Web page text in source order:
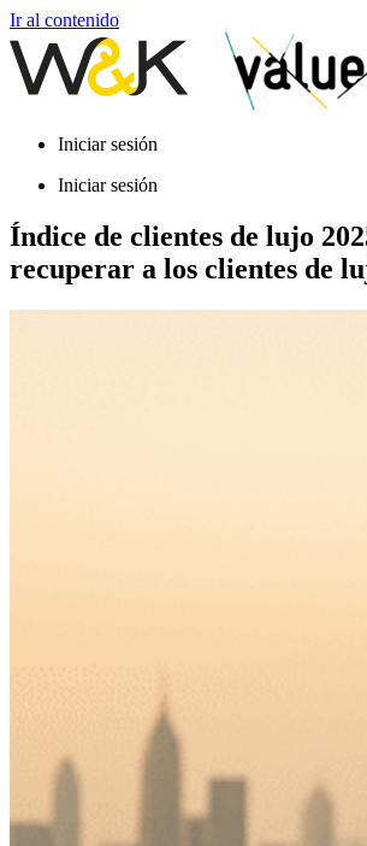
Ir al contenido
Iniciar sesión
Iniciar sesión
Índice de clientes de lujo
recuperar a los clientes de